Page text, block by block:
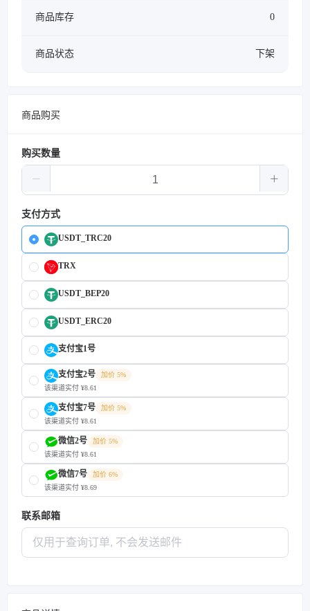
商品库存 0
商品状态 下架
商品购买
购买数量
支付方式
USDT_TRC20
TRX
USDT_BEP20
USDT_ERC20
支付宝1号
支付宝2号
加价 5%
该渠道实付 ¥8.61
支付宝7号
加价 5%
该渠道实付 ¥8.61
微信2号
加价 5%
该渠道实付 ¥8.61
微信7号
加价 6%
该渠道实付 ¥8.69
联系邮箱